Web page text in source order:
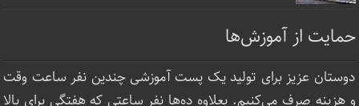
حمایت از آموزش‌ها
دوستان عزیز برای تولید یک پست آموزشی چندین نفر ساعت‌ وقت
و هزینه صرف می‌کنیم. بعلاوه ده‌ها نفر ساعتی که هفتگی برای بالا